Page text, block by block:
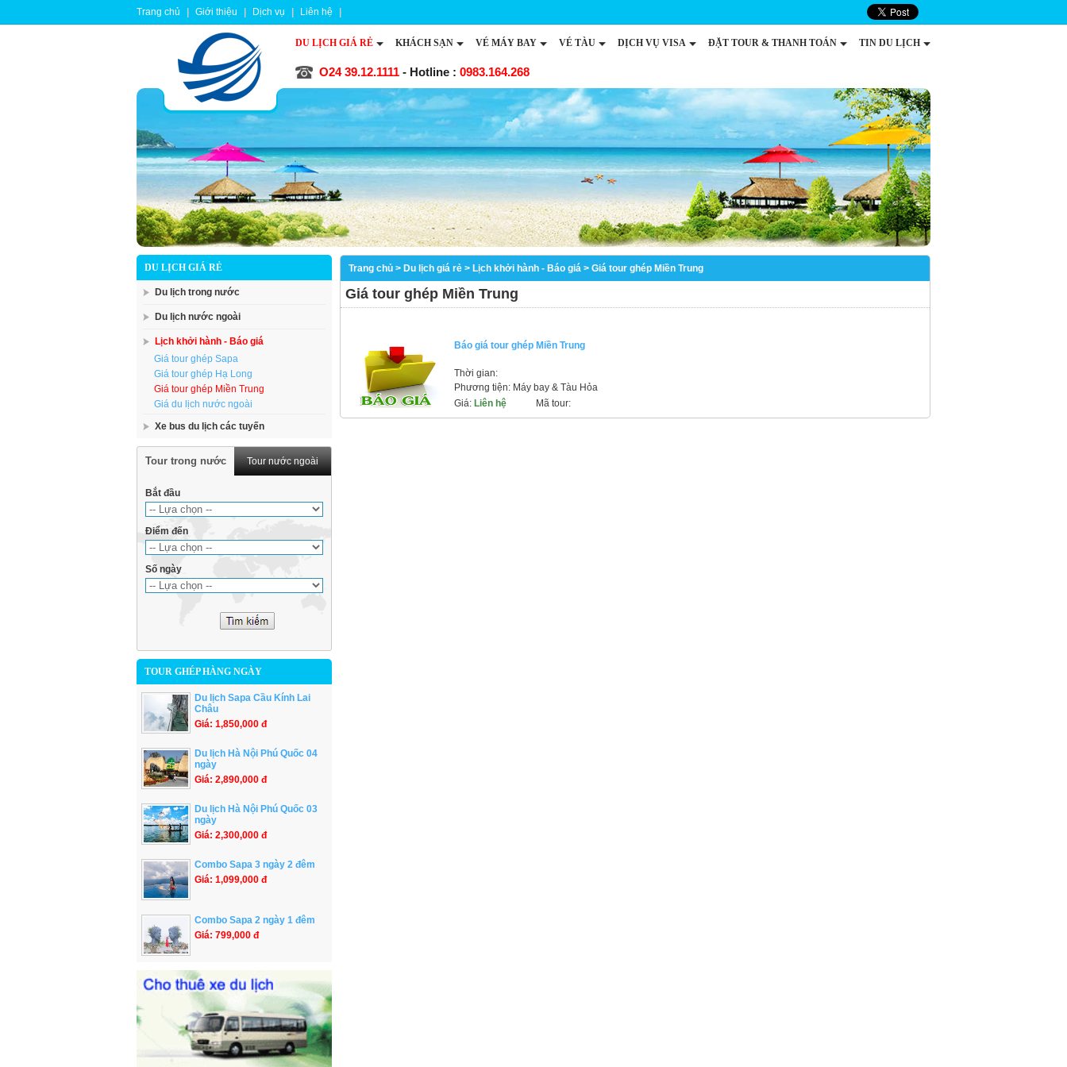
DU LỊCH GIÁ RẺ KHÁCH SẠN VÉ MÁY BAY VÉ TÀU DỊCH VỤ VISA ĐẶT TOUR & THANH TOÁN TIN DU LỊCH
O24 39.12.1111 - Hotline : 0983.164.268
DU LỊCH GIÁ RẺ
Du lịch trong nước
Du lịch nước ngoài
Lịch khởi hành - Báo giá
Giá tour ghép Sapa
Giá tour ghép Hạ Long
Giá tour ghép Miền Trung
Giá du lịch nước ngoài
Xe bus du lịch các tuyến
Tour trong nước Tour nước ngoài
Bắt đầu
Điểm đến
Số ngày
TOUR GHÉP HÀNG NGÀY
Du lịch Sapa Cầu Kính Lai
Châu
Giá: 1,850,000 đ
Du lịch Hà Nội Phú Quốc 04
ngày
Giá: 2,890,000 đ
Du lịch Hà Nội Phú Quốc 03
ngày
Giá: 2,300,000 đ
Combo Sapa 3 ngày 2 đêm
Giá: 1,099,000 đ
Combo Sapa 2 ngày 1 đêm
Giá: 799,000 đ
Trang chủ > Du lịch giá rẻ > Lịch khởi hành - Báo giá > Giá tour ghép Miền Trung
Giá tour ghép Miền Trung
Báo giá tour ghép Miền Trung
Thời gian:
Phương tiện: Máy bay & Tàu Hỏa
Giá: Liên hệ Mã tour:
Trang chủ Giới thiệu Dịch vụ Liên hệ